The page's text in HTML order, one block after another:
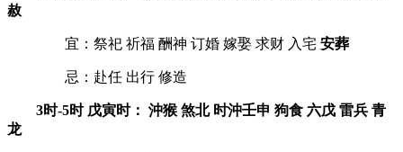
赦
宜：祭祀 祈福 酬神 订婚 嫁娶 求财 入宅 安葬
忌：赴任 出行 修造
3时-5时 戊寅时： 沖猴 煞北 时沖壬申 狗食 六戊 雷兵 青
龙